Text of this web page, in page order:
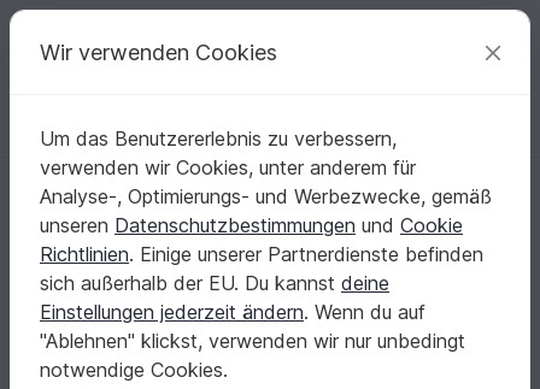
Deine kreativen Ideen
Deutsch | € (EUR) einloggen Kostenlos registrieren
Startseite Stricken Haus & Deko Decken & Bezüge
Strickanleitung - Meerjungfrauen-Decke mit Farbverlauf – No.148
Strickanleitung - Meerjungfrauen-Decke mit
Farbverlauf – No.148
Wir verwenden Cookies
Um das Benutzererlebnis zu verbessern,
verwenden wir Cookies, unter anderem für
Analyse-, Optimierungs- und Werbezwecke, gemäß
unseren Datenschutzbestimmungen und Cookie
Richtlinien. Einige unserer Partnerdienste befinden
sich außerhalb der EU. Du kannst deine
Einstellungen jederzeit ändern. Wenn du auf
"Ablehnen" klickst, verwenden wir nur unbedingt
notwendige Cookies.